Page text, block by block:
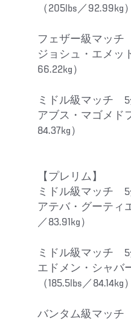
（205lbs／92.99kg）
フェザー級マッチ
ジョシュ・エメッ
66.22kg）
ミドル級マッチ 5
アブス・マゴメド
84.37kg）
【プレリム】
ミドル級マッチ 5
アテバ・グーティ
／83.91kg）
ミドル級マッチ 5
エドメン・シャバ
（185.5lbs／84.14kg）
バンタム級マッチ